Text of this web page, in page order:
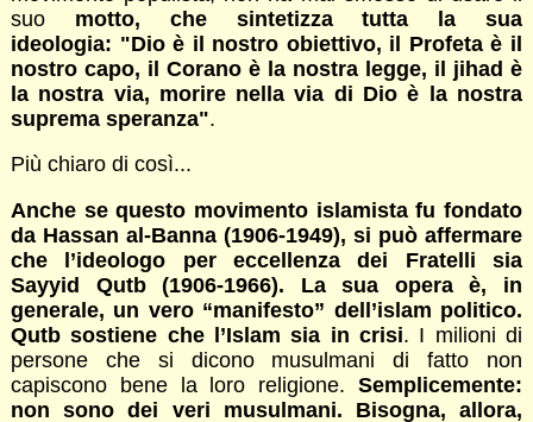
suo motto, che sintetizza tutta la sua
ideologia: "Dio è il nostro obiettivo, il Profeta è il
nostro capo, il Corano è la nostra legge, il jihad è
la nostra via, morire nella via di Dio è la nostra
suprema speranza".
Più chiaro di così...
Anche se questo movimento islamista fu fondato
da Hassan al-Banna (1906-1949), si può affermare
che l’ideologo per eccellenza dei Fratelli sia
Sayyid Qutb (1906-1966). La sua opera è, in
generale, un vero “manifesto” dell’islam politico.
Qutb sostiene che l’Islam sia in crisi. I milioni di
persone che si dicono musulmani di fatto non
capiscono bene la loro religione.Semplicemente:
non sono dei veri musulmani. Bisogna, allora,